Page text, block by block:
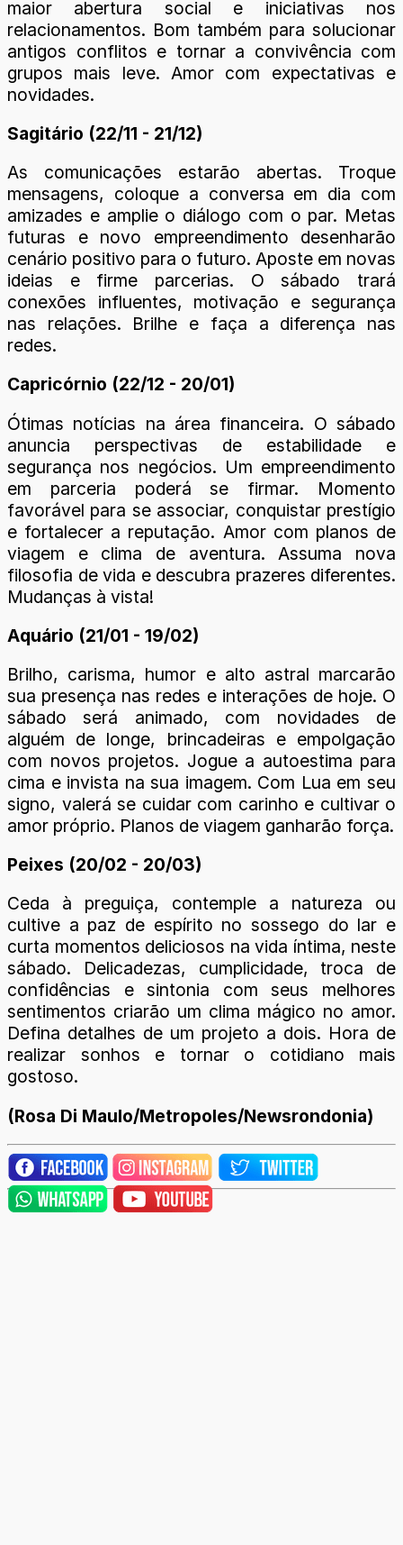
maior abertura social e iniciativas nos
relacionamentos. Bom também para solucionar
antigos conflitos e tornar a convivência com
grupos mais leve. Amor com expectativas e
novidades.
Sagitário (22/11 - 21/12)
As comunicações estarão abertas. Troque
mensagens, coloque a conversa em dia com
amizades e amplie o diálogo com o par. Metas
futuras e novo empreendimento desenharão
cenário positivo para o futuro. Aposte em novas
ideias e firme parcerias. O sábado trará
conexões influentes, motivação e segurança
nas relações. Brilhe e faça a diferença nas
redes.
Capricórnio (22/12 - 20/01)
Ótimas notícias na área financeira. O sábado
anuncia perspectivas de estabilidade e
segurança nos negócios. Um empreendimento
em parceria poderá se firmar. Momento
favorável para se associar, conquistar prestígio
e fortalecer a reputação. Amor com planos de
viagem e clima de aventura. Assuma nova
filosofia de vida e descubra prazeres diferentes.
Mudanças à vista!
Aquário (21/01 - 19/02)
Brilho, carisma, humor e alto astral marcarão
sua presença nas redes e interações de hoje. O
sábado será animado, com novidades de
alguém de longe, brincadeiras e empolgação
com novos projetos. Jogue a autoestima para
cima e invista na sua imagem. Com Lua em seu
signo, valerá se cuidar com carinho e cultivar o
amor próprio. Planos de viagem ganharão força.
Peixes (20/02 - 20/03)
Ceda à preguiça, contemple a natureza ou
cultive a paz de espírito no sossego do lar e
curta momentos deliciosos na vida íntima, neste
sábado. Delicadezas, cumplicidade, troca de
confidências e sintonia com seus melhores
sentimentos criarão um clima mágico no amor.
Defina detalhes de um projeto a dois. Hora de
realizar sonhos e tornar o cotidiano mais
gostoso.
(Rosa Di Maulo/Metropoles/Newsrondonia)